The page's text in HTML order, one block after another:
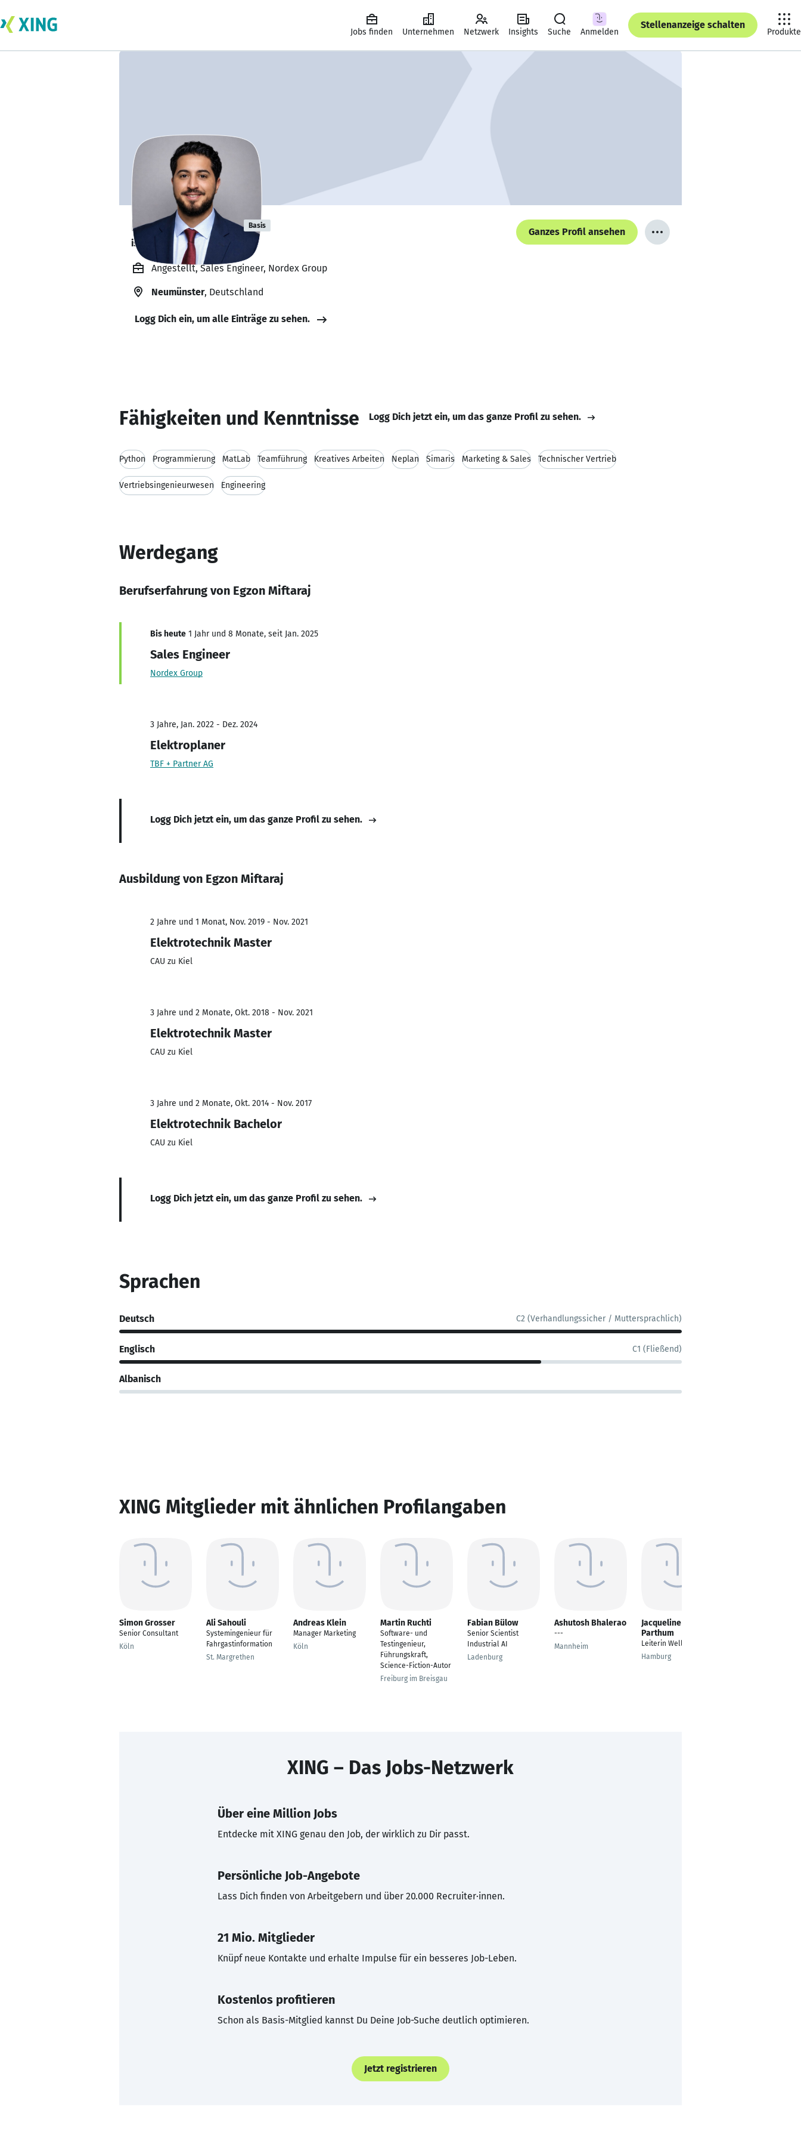
Jobs finden Unternehmen Netzwerk Insights Suche Anmelden
Stellenanzeige schalten
Produkte
Egzon Miftaraj Basis
ist offen für Projekte. 🔎
Ganzes Profil ansehen
Angestellt, Sales Engineer, Nordex Group
Neumünster, Deutschland
Logg Dich ein, um alle Einträge zu sehen.
Fähigkeiten und Kenntnisse Logg Dich jetzt ein, um das ganze Profil zu sehen.
Python Programmierung MatLab Teamführung Kreatives Arbeiten Neplan Simaris Marketing & Sales Technischer Vertrieb
Vertriebsingenieurwesen Engineering
Werdegang
Berufserfahrung von Egzon Miftaraj
Bis heute 1 Jahr und 8 Monate, seit Jan. 2025
Sales Engineer
Nordex Group
3 Jahre, Jan. 2022 - Dez. 2024
Elektroplaner
TBF + Partner AG
Logg Dich jetzt ein, um das ganze Profil zu sehen.
Ausbildung von Egzon Miftaraj
2 Jahre und 1 Monat, Nov. 2019 - Nov. 2021
Elektrotechnik Master
CAU zu Kiel
3 Jahre und 2 Monate, Okt. 2018 - Nov. 2021
Elektrotechnik Master
CAU zu Kiel
3 Jahre und 2 Monate, Okt. 2014 - Nov. 2017
Elektrotechnik Bachelor
CAU zu Kiel
Logg Dich jetzt ein, um das ganze Profil zu sehen.
Sprachen
Deutsch C2 (Verhandlungssicher / Muttersprachlich)
Englisch C1 (Fließend)
Albanisch
XING Mitglieder mit ähnlichen Profilangaben
Simon Grosser
Senior Consultant
Köln
Ali Sahouli
Systemingenieur für
Fahrgastinformation
St. Margrethen
Andreas Klein
Manager Marketing
Köln
Martin Ruchti
Software- und
Testingenieur,
Führungskraft,
Science-Fiction-Autor
Freiburg im Breisgau
Fabian Bülow
Senior Scientist
Industrial AI
Ladenburg
Ashutosh Bhalerao
---
Mannheim
Jacqueline
Parthum
Leiterin Wellness Spa
Hamburg
XING – Das Jobs-Netzwerk
Über eine Million Jobs
Entdecke mit XING genau den Job, der wirklich zu Dir passt.
Persönliche Job-Angebote
Lass Dich finden von Arbeitgebern und über 20.000 Recruiter·innen.
21 Mio. Mitglieder
Knüpf neue Kontakte und erhalte Impulse für ein besseres Job-Leben.
Kostenlos profitieren
Schon als Basis-Mitglied kannst Du Deine Job-Suche deutlich optimieren.
Jetzt registrieren